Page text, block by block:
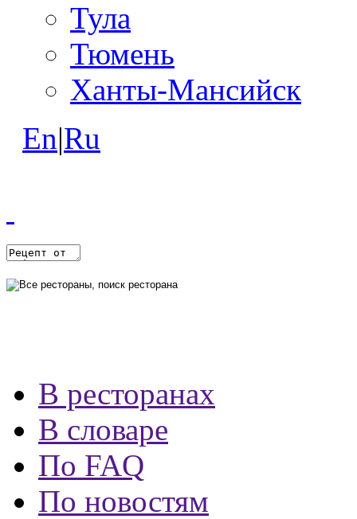
Тула
Тюмень
Ханты-Мансийск
En|Ru
В ресторанах
В словаре
По FAQ
По новостям